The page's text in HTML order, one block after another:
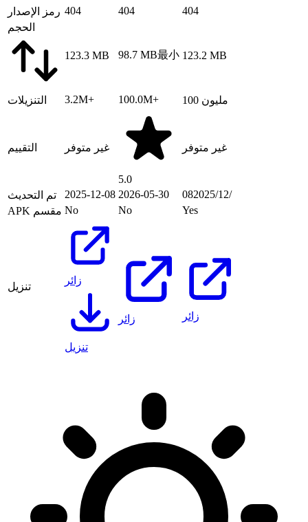
رمز الإصدار 404 404
404
الحجم
123.3 MB 98.7 MB最小 123.2 MB
التنزيلات 3.2M+ 100.0M+ 100 مليون
التقييم غير متوفر
5.0
غير متوفر
تم التحديث 2025-12-08 2026-05-30
08‏/12‏/2025
APK مقسم No No Yes
تنزيل
زائر
تنزيل
زائر زائر